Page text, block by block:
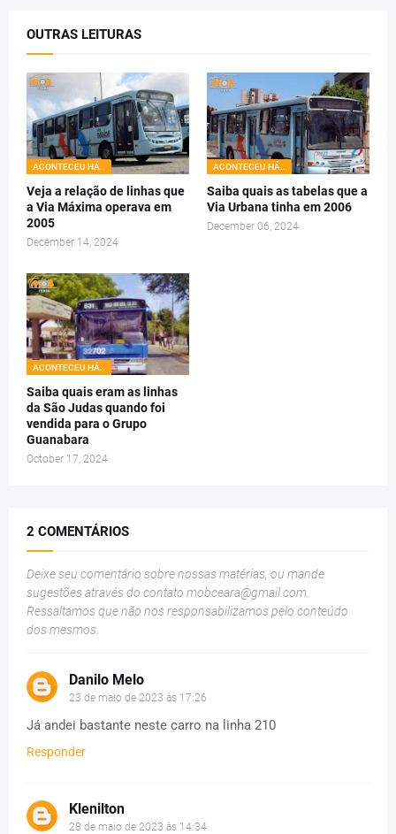
OUTRAS LEITURAS
ACONTECEU HÁ..
Veja a relação de linhas que
a Via Máxima operava em
2005
December 14, 2024
ACONTECEU HÁ..
Saiba quais as tabelas que a
Via Urbana tinha em 2006
December 06, 2024
ACONTECEU HÁ..
Saiba quais eram as linhas
da São Judas quando foi
vendida para o Grupo
Guanabara
October 17, 2024
2 COMENTÁRIOS
Deixe seu comentário sobre nossas matérias, ou mande
sugestões através do contato mobceara@gmail.com
Ressaltamos que não nos responsabilizamos pelo conteúdo
dos mesmos.
Danilo Melo
23 de maio de 2023 às 17:26
Já andei bastante neste carro na linha 210
Responder
Klenilton
28 de maio de 2023 às 14:34